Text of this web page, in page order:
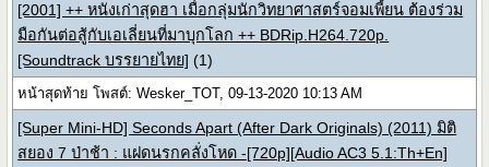
[2001] ++ หนังเก่าสุดฮา เมื่อกลุ่มนักวิทยาศาสตร์จอมเพี้ยน ต้องร่วม
มือกันต่อสู้กับเอเลี่ยนที่มาบุกโลก ++ BDRip.H264.720p.
[Soundtrack บรรยายไทย] (1)
หน้าสุดท้าย โพสต์: Wesker_TOT, 09-13-2020 10:13 AM
[Super Mini-HD] Seconds Apart (After Dark Originals) (2011) มิติ
สยอง 7 ป่าช้า : แฝดนรกคลั่งโหด -[720p][Audio AC3 5.1:Th+En]